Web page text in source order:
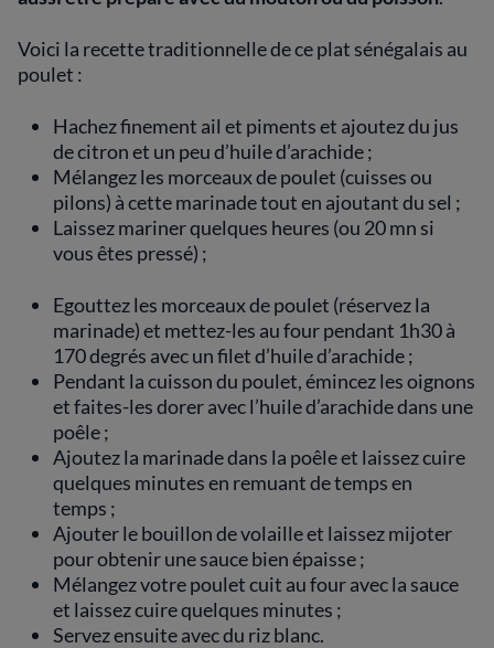
Voici la recette traditionnelle de ce plat sénégalais au
poulet :
Hachez finement ail et piments et ajoutez du jus
de citron et un peu d’huile d’arachide ;
Mélangez les morceaux de poulet (cuisses ou
pilons) à cette marinade tout en ajoutant du sel ;
Laissez mariner quelques heures (ou 20 mn si
vous êtes pressé) ;
Egouttez les morceaux de poulet (réservez la
marinade) et mettez-les au four pendant 1h30 à
170 degrés avec un filet d’huile d’arachide ;
Pendant la cuisson du poulet, émincez les oignons
et faites-les dorer avec l’huile d’arachide dans une
poêle ;
Ajoutez la marinade dans la poêle et laissez cuire
quelques minutes en remuant de temps en
temps ;
Ajouter le bouillon de volaille et laissez mijoter
pour obtenir une sauce bien épaisse ;
Mélangez votre poulet cuit au four avec la sauce
et laissez cuire quelques minutes ;
Servez ensuite avec du riz blanc.